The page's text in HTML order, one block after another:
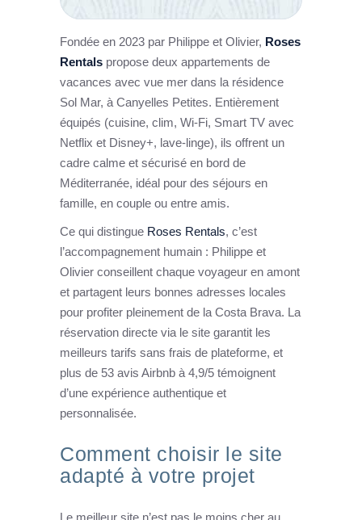
Fondée en 2023 par Philippe et Olivier, Roses
Rentals propose deux appartements de
vacances avec vue mer dans la résidence
Sol Mar, à Canyelles Petites. Entièrement
équipés (cuisine, clim, Wi-Fi, Smart TV avec
Netflix et Disney+, lave-linge), ils offrent un
cadre calme et sécurisé en bord de
Méditerranée, idéal pour des séjours en
famille, en couple ou entre amis.
Ce qui distingue Roses Rentals, c’est
l’accompagnement humain : Philippe et
Olivier conseillent chaque voyageur en amont
et partagent leurs bonnes adresses locales
pour profiter pleinement de la Costa Brava. La
réservation directe via le site garantit les
meilleurs tarifs sans frais de plateforme, et
plus de 53 avis Airbnb à 4,9/5 témoignent
d’une expérience authentique et
personnalisée.
Comment choisir le site
adapté à votre projet
Le meilleur site n’est pas le moins cher au